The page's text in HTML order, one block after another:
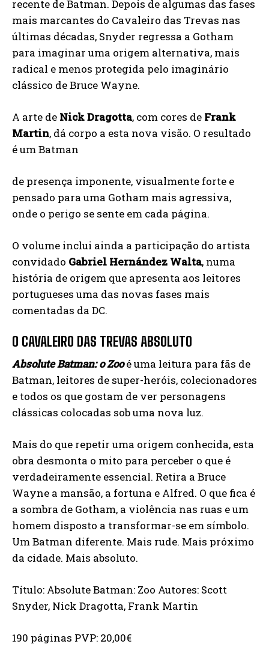
recente de Bat­man. Depois de algumas das fases
mais marcantes do Cavaleiro das Trevas nas
últimas décadas, Snyder regressa a Gotham
para imaginar uma origem alter­nativa, mais
radical e menos protegida pelo imagi­nário
clássico de Bruce Wayne.
A arte de Nick Dragotta, com cores de Frank
Martin, dá corpo a esta nova visão. O resultado
é um Batman
de presença imponente, visualmente forte e
pensa­do para uma Gotham mais agressiva,
onde o perigo se sente em cada página.
O volume inclui ainda a participação do artista
con­vidado Gabriel Hernández Walta, numa
história de origem que apresenta aos leitores
portugueses uma das novas fases mais
comentadas da DC.
O CAVALEIRO DAS TREVAS ABSOLUTO
Absolute Batman: o Zooé uma leitura para fãs de
Batman, leitores de super-heróis, colecionadores
e todos os que gostam de ver personagens
clássicas colocadas sob uma nova luz.
Mais do que repetir uma origem conhecida, esta
obra desmonta o mito para perceber o que é
verdadeira­mente essencial. Retira a Bruce
Wayne a mansão, a fortuna e Alfred. O que fica é
a sombra de Gotham, a violência nas ruas e um
homem disposto a transfor­mar-se em símbolo.
Um Batman diferente. Mais rude. Mais próximo
da cidade. Mais absoluto.
Título: Absolute Batman: Zoo Autores: Scott
Snyder, Nick Dragotta, Frank Martin
190 páginas PVP: 20,00€